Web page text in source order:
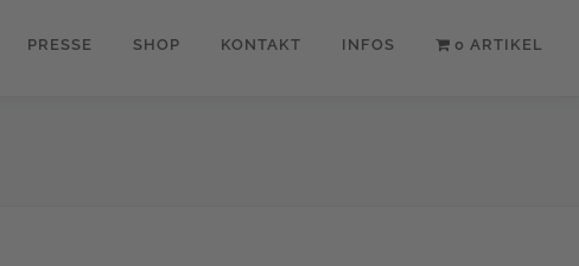
PRESSE SHOP KONTAKT INFOS 0 ARTIKEL